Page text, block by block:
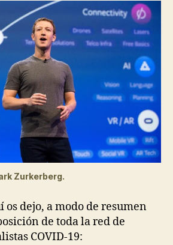
Zurkerberg.
os dejo, a modo de resumen
de toda la red de
COVID-19: